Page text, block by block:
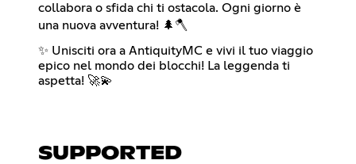
collabora o sfida chi ti ostacola. Ogni giorno è
una nuova avventura! 🌲🪓
✨ Unisciti ora a AntiquityMC e vivi il tuo viaggio
epico nel mondo dei blocchi! La leggenda ti
aspetta! 🚀💫
SUPPORTED